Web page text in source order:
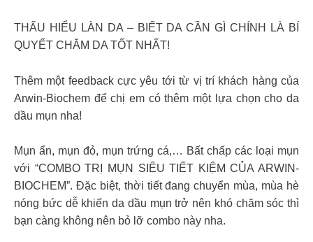
THẤU HIỂU LÀN DA – BIẾT DA CẦN GÌ CHÍNH LÀ BÍ
QUYẾT CHĂM DA TỐT NHẤT!
Thêm một feedback cực yêu tới từ vị trí khách hàng của
Arwin-Biochem để chị em có thêm một lựa chọn cho da
dầu mụn nha!
Mụn ẩn, mụn đỏ, mụn trứng cá,… Bất chấp các loại mụn
với “COMBO TRỊ MỤN SIÊU TIẾT KIỆM CỦA ARWIN-
BIOCHEM”. Đặc biệt, thời tiết đang chuyển mùa, mùa hè
nóng bức dễ khiến da dầu mụn trở nên khó chăm sóc thì
bạn càng không nên bỏ lỡ combo này nha.